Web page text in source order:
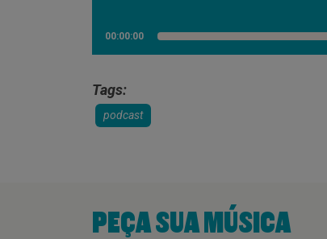
00:00:00
Tags:
podcast
PEÇA SUA MÚSICA